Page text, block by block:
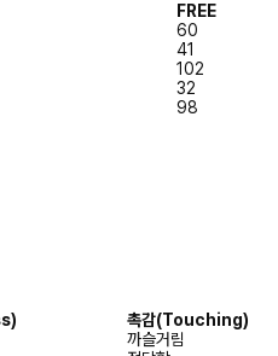
FREE
60
41
102
32
98
촉감(Touching)
까슬거림